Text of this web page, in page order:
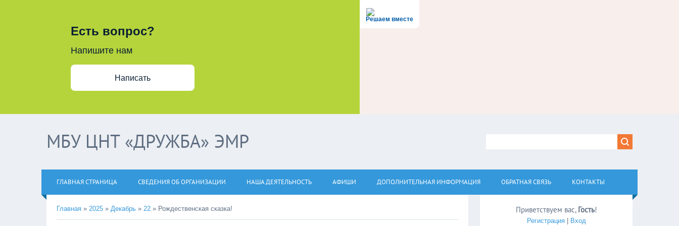
Решаем вместе
Есть вопрос?
Напишите нам
Написать
МБУ ЦНТ «ДРУЖБА» ЭМР
ГЛАВНАЯ СТРАНИЦА СВЕДЕНИЯ ОБ ОРГАНИЗАЦИИ НАША ДЕЯТЕЛЬНОСТЬ АФИШИ ДОПОЛНИТЕЛЬНАЯ ИНФОРМАЦИЯ ОБРАТНАЯ СВЯЗЬ КОНТАКТЫ
Главная » 2025 » Декабрь » 22 » Рождественская сказка! Приветствуем вас, Гость!
Регистрация| Вход